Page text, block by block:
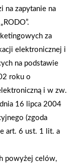
na zapytanie na
za
elektronicznej i
na podstawie
roku o
i w zw.
16 lipca 2004
(zgoda
art. 6 ust. 1 lit. a
powyżej celów,